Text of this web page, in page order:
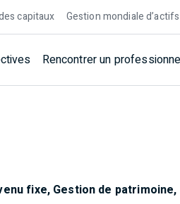
capitaux Gestion mondiale d’actifs
Rencontrer un
fixe, Gestion de patrimoine,